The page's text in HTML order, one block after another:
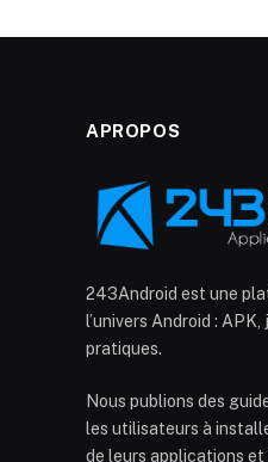
APROPOS
243Android est une
l’univers Android :
pratiques.
Nous publions des
les utilisateurs à
de leurs applications et